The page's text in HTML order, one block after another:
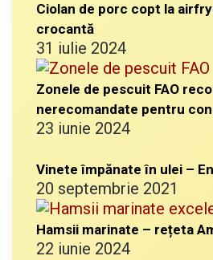
Ciolan de porc copt la
crocantă
31 iulie 2024
Zonele de pescuit FAO
nerecomandate pentru
23 iunie 2024
Vinete împănate în ulei –
20 septembrie 2021
Hamsii marinate – rețeta
22 iunie 2024